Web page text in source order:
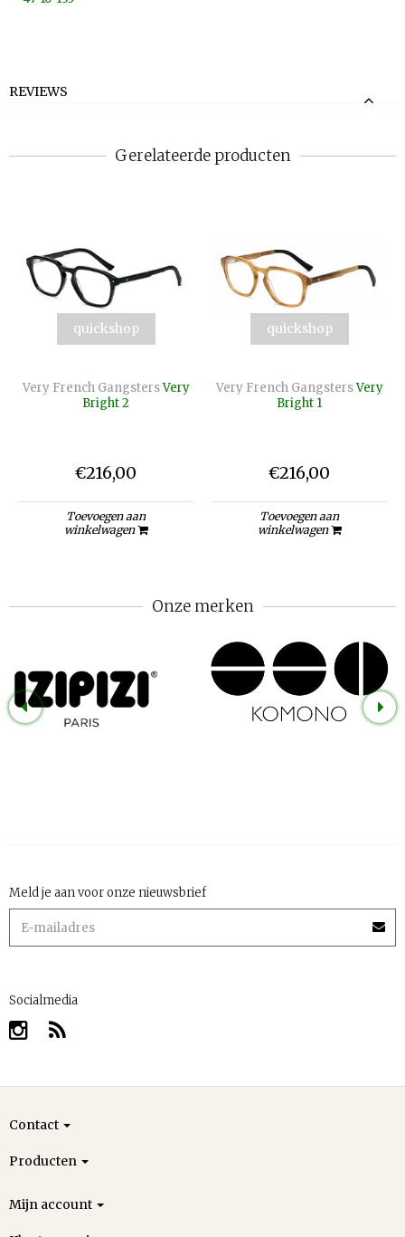
REVIEWS
Gerelateerde producten
quickshop
Very French GangstersVery
Bright 2
€216,00
Toevoegen aan
winkelwagen
quickshop
Very French GangstersVery
Bright 1
€216,00
Toevoegen aan
winkelwagen
Onze merken
Meld je aan voor onze nieuwsbrief
Socialmedia
Contact
Producten
Mijn account